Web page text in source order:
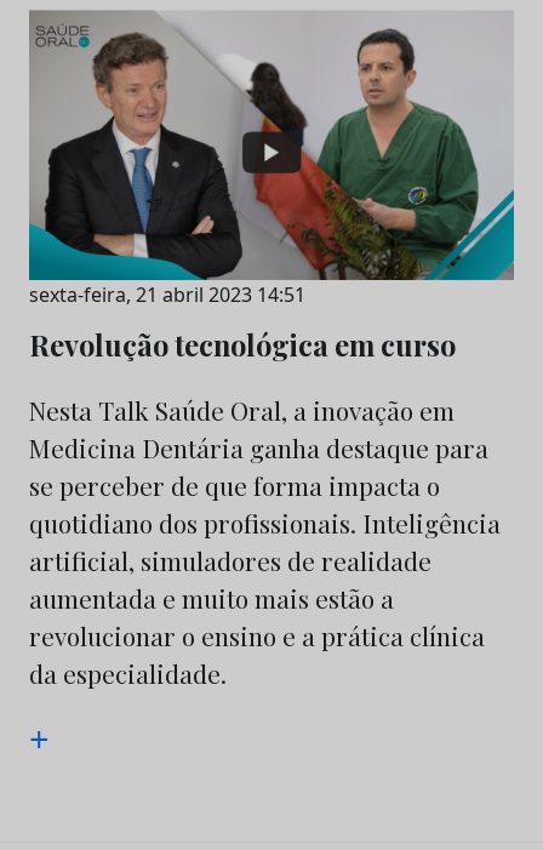
sexta-feira, 21 abril 2023 14:51
Revolução tecnológica em curso
Nesta Talk Saúde Oral, a inovação em
Medicina Dentária ganha destaque para
se perceber de que forma impacta o
quotidiano dos profissionais. Inteligência
artificial, simuladores de realidade
aumentada e muito mais estão a
revolucionar o ensino e a prática clínica
da especialidade.
+